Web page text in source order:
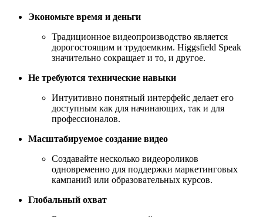
Экономьте время и деньги
Традиционное видеопроизводство является
дорогостоящим и трудоемким. Higgsfield Speak
значительно сокращает и то, и другое.
Не требуются технические навыки
Интуитивно понятный интерфейс делает его
доступным как для начинающих, так и для
профессионалов.
Масштабируемое создание видео
Создавайте несколько видеороликов
одновременно для поддержки маркетинговых
кампаний или образовательных курсов.
Глобальный охват